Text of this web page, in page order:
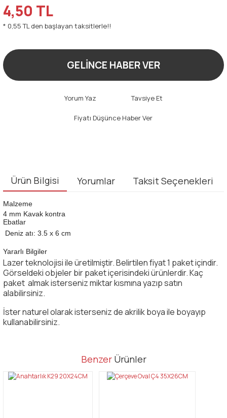
4,50 TL
* 0,55 TL den başlayan taksitlerle!!
GELİNCE HABER VER
Yorum Yaz Tavsiye Et
Fiyatı Düşünce Haber Ver
Ürün Bilgisi Yorumlar Taksit Seçenekleri
Malzeme
4 mm Kavak kontra
Ebatlar
Deniz atı: 3.5 x 6 cm
Yararlı Bilgiler
Lazer teknolojisi ile üretilmiştir. Belirtilen fiyat 1 paket içindir.
Görseldeki objeler bir paket içerisindeki ürünlerdir. Kaç
paket almak isterseniz miktar kısmına yazıp satın
alabilirsiniz.
İster naturel olarak isterseniz de akrilik boya ile boyayıp
kullanabilirsiniz.
Bu ürüne ilk yorumu siz yapın!
Bu ürünün fiyat bilgisi, resim, ürün açıklamalarında ve diğer
tarafımıza iletebilirsiniz.
Benzer Ürünler